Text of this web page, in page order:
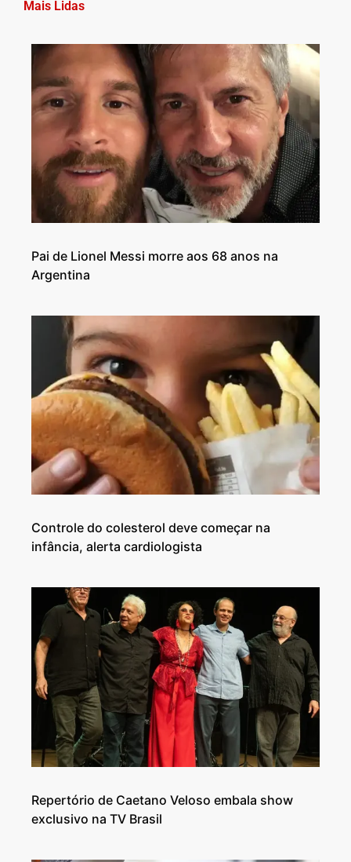
Mais Lidas
Pai de Lionel Messi morre aos 68 anos na
Argentina
Controle do colesterol deve começar na
infância, alerta cardiologista
Repertório de Caetano Veloso embala show
exclusivo na TV Brasil